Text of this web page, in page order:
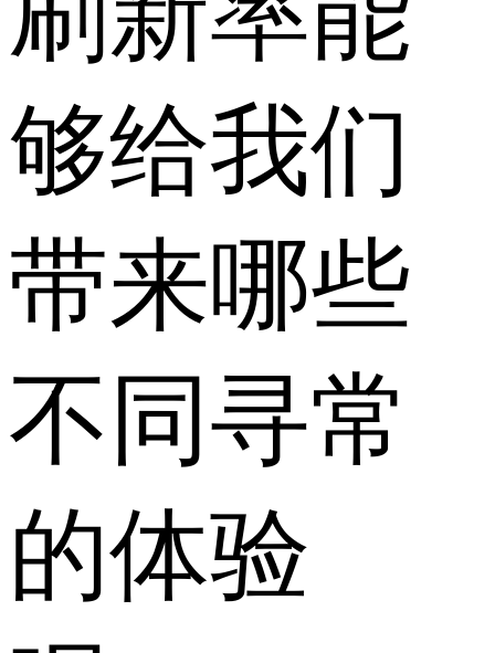
够给我们
带来哪些
不同寻常
的体验